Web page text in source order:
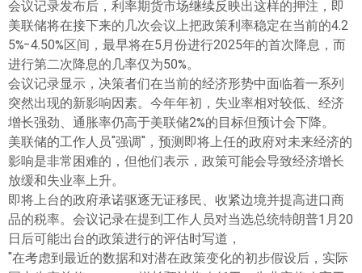
会议记录发布后，利率期货市场继续反映出这样的押注，即
美联储将在接下来的几次会议上把政策利率稳定在当前的4.2
5%-4.50%区间，最早将在5月份进行2025年的首次降息，而
进行第二次降息的几率仅为50%。
会议记录显示，决策者们在当前的经济形势中面临着一系列
突然出现的新影响因素。今年年初，失业率相对较低、经济
增长强劲、通胀率仍高于美联储2%的目标但预计会下降。
美联储的工作人员"强调"，预测即将上任的政府对未来经济的
影响是非常困难的，但他们表示，政策可能会导致经济增长
放缓和失业率上升。
即将上台的政府承诺驱逐无证移民、收紧边境并提高进口商
品的税率。会议记录在提到工作人员对当选总统特朗普1月20
日后可能出台的政策进行的评估时写道，
"在考虑到最近的数据和对潜在政策变化的初步假设后，实际